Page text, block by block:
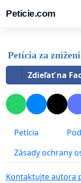
Peticie.com
Petícia za
Zdieľať na
Petícia
Zásady ochrany
Kontaktujte autora